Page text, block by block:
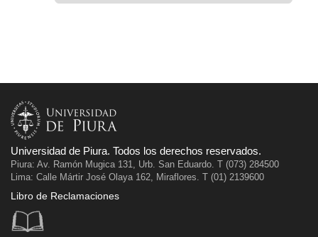
Universidad de Piura. Todos los derechos reservados.
Piura: Av. Ramón Mugica 131, Urb. San Eduardo. T (073) 284500
Lima: Calle Mártir José Olaya 162, Miraflores. T (01) 2139600
Libro de Reclamaciones